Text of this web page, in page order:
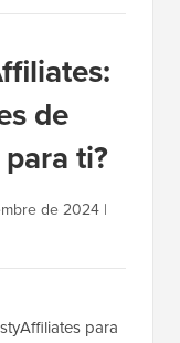
de
ti?
de 2024 |
para